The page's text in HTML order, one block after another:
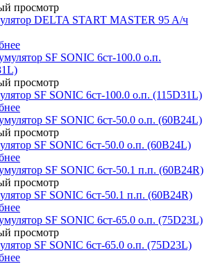
просмотр
DELTA START MASTER 95 A/ч
просмотр
SF SONIC 6ст-100.0 о.п. (115D31L)
просмотр
SF SONIC 6ст-50.0 о.п. (60B24L)
просмотр
SF SONIC 6ст-50.1 п.п. (60B24R)
просмотр
SF SONIC 6ст-65.0 о.п. (75D23L)